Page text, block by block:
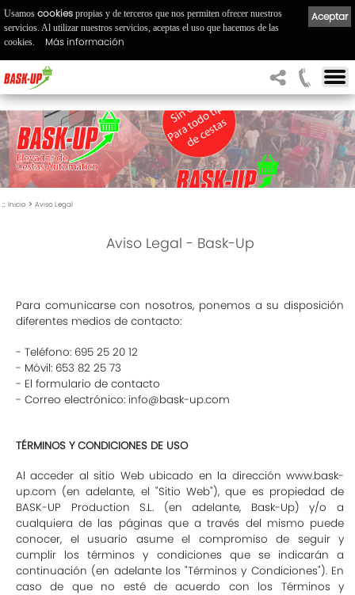
:: Inicio > Aviso Legal
Aviso Legal - Bask-Up
Para comunicarse con nosotros, ponemos a su disposición
diferentes medios de contacto:
- Teléfono: 695 25 20 12
- Móvil: 653 82 25 73
- El formulario de contacto
- Correo electrónico: info@bask-up.com
TÉRMINOS Y CONDICIONES DE USO
Al acceder al sitio Web ubicado en la dirección www.bask-
up.com (en adelante, el "Sitio Web"), que es propiedad de
BASK-UP Production S.L. (en adelante, Bask-Up) y/o a
cualquiera de las páginas que a través del mismo puede
conocer, el usuario asume el compromiso de seguir y
cumplir los términos y condiciones que se indicarán a
continuación (en adelante los "Términos y Condiciones"). En
caso de que no esté de acuerdo con los Términos y
Aceptar
Usamos cookies propias y de terceros que nos permiten ofrecer nuestros
servicios. Al utilizar nuestros servicios, aceptas el uso que hacemos de las
cookies.
Más información